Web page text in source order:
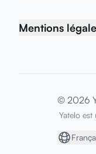
Mentions
© 2026
Yatelo